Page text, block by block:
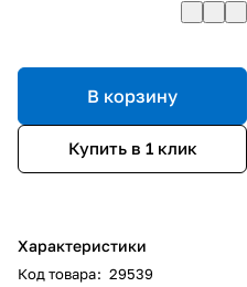
В корзину
Купить в 1 клик
Характеристики
Код товара: 29539